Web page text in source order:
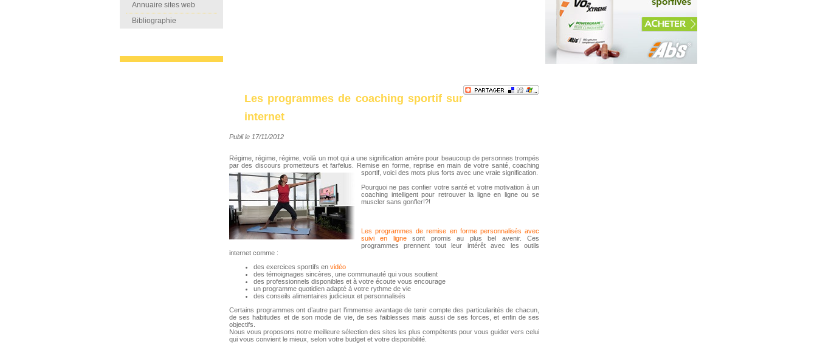
Annuaire sites web
Bibliographie
Les programmes de coaching sportif sur
internet
Publi le 17/11/2012
Régime, régime, régime, voilà un mot qui a une signification amère pour beaucoup de personnes trompés
par des discours prometteurs et farfelus. Remise en forme, reprise en main de votre santé, coaching
sportif, voici des mots plus forts avec une vraie signification.
Pourquoi ne pas confier votre santé et votre motivation à un
coaching intelligent pour retrouver la ligne en ligne ou se
muscler sans gonfler!?!
Les programmes de remise en forme personnalisés avec
suivi en lignesont promis au plus bel avenir. Ces
programmes prennent tout leur intérêt avec les outils
internet comme :
des exercices sportifs en vidéo
des témoignages sincères, une communauté qui vous soutient
des professionnels disponibles et à votre écoute vous encourage
un programme quotidien adapté à votre rythme de vie
des conseils alimentaires judicieux et personnalisés
Certains programmes ont d’autre part l’immense avantage de tenir compte des particularités de chacun,
de ses habitudes et de son mode de vie, de ses faiblesses mais aussi de ses forces, et enfin de ses
objectifs.
Nous vous proposons notre meilleure sélection des sites les plus compétents pour vous guider vers celui
qui vous convient le mieux, selon votre budget et votre disponibilité.